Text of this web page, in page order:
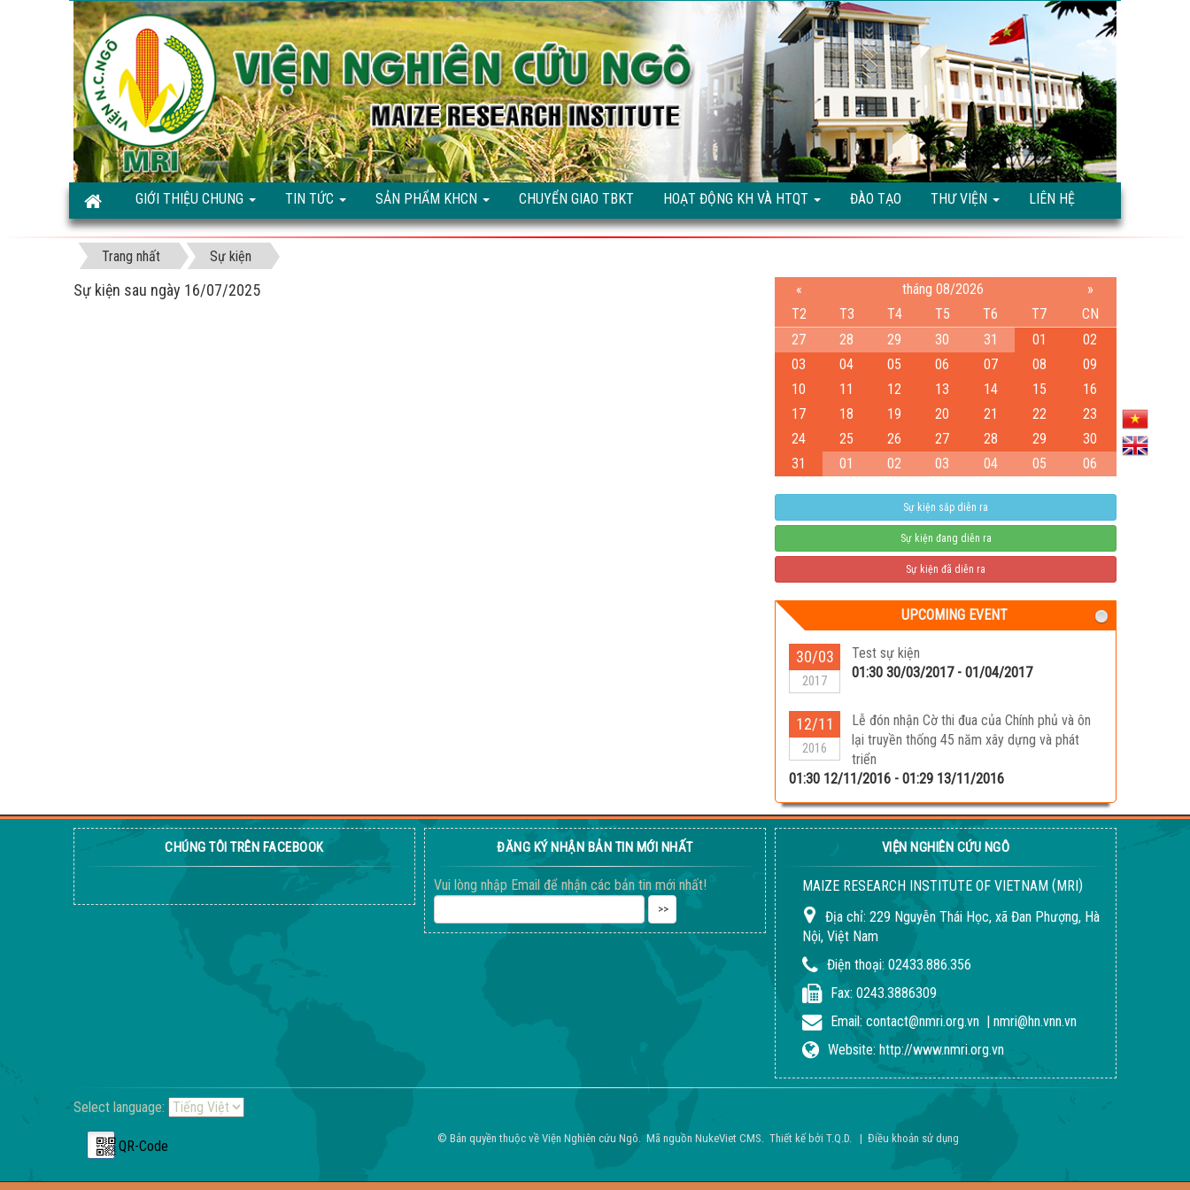
GIỚI THIỆU CHUNG TIN TỨC SẢN PHẨM KHCN CHUYỂN GIAO TBKT HOẠT ĐỘNG KH VÀ HTQT ĐÀO TẠO THƯ VIỆN LIÊN HỆ
Trang nhất Sự kiện
Sự kiện sau ngày 16/07/2025 « tháng 08/2026
»
T2
T3 T4 T5 T6 T7
CN
27
28 29 30 31 01
02
03
04 05 06 07 08
09
10
11 12 13 14 15
16
17
18 19 20 21 22
23
24
25 26 27 28 29
30
31
01 02 03 04 05 06
Sự kiện sắp diễn ra
Sự kiện đang diễn ra
Sự kiện đã diễn ra
UPCOMING EVENT
30/03
2017
Test sự kiện
01:30 30/03/2017 - 01/04/2017
12/11
2016
Lễ đón nhận Cờ thi đua của Chính phủ và ôn
lại truyền thống 45 năm xây dựng và phát
triển
01:30 12/11/2016 - 01:29 13/11/2016
CHÚNG TÔI TRÊN FACEBOOK ĐĂNG KÝ NHẬN BẢN TIN MỚI NHẤT
Vui lòng nhập Email để nhận các bản tin mới nhất!
VIỆN NGHIÊN CỨU NGÔ
MAIZE RESEARCH INSTITUTE OF VIETNAM ( MRI )
Địa chỉ: 229 Nguyễn Thái Học, xã Đan Phượng, Hà
Nội, Việt Nam
Điện thoại: 02433.886.356
Fax: 0243.3886309
Email: contact@nmri.org.vn
nmri@hn.vnn.vn
Website: http://www.nmri.org.vn
Select language:
QR-Code © Bản quyền thuộc về Viện Nghiên cứu Ngô. Mã nguồn NukeViet CMS. Thiết kế bởi T.Q.D. | Điều khoản sử dụng